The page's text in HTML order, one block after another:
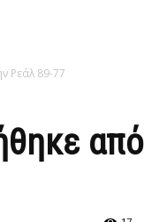
Ρεάλ 89-77
από